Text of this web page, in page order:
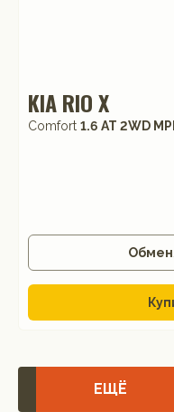
KIA RIO X
Comfort 1.6 АТ 2WD
ЕЩЁ